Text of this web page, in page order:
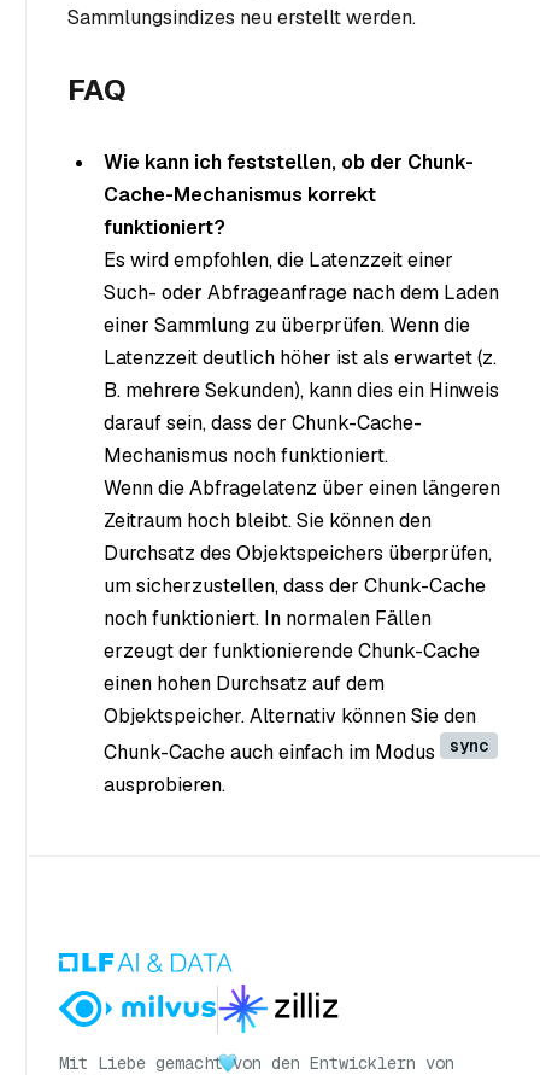
Sammlungsindizes neu erstellt werden.
FAQ
Wie kann ich feststellen, ob der Chunk-
Cache-Mechanismus korrekt
funktioniert?
Es wird empfohlen, die Latenzzeit einer
Such- oder Abfrageanfrage nach dem Laden
einer Sammlung zu überprüfen. Wenn die
Latenzzeit deutlich höher ist als erwartet (z.
B. mehrere Sekunden), kann dies ein Hinweis
darauf sein, dass der Chunk-Cache-
Mechanismus noch funktioniert.
Wenn die Abfragelatenz über einen längeren
Zeitraum hoch bleibt. Sie können den
Durchsatz des Objektspeichers überprüfen,
um sicherzustellen, dass der Chunk-Cache
noch funktioniert. In normalen Fällen
erzeugt der funktionierende Chunk-Cache
einen hohen Durchsatz auf dem
Objektspeicher. Alternativ können Sie den
Chunk-Cache auch einfach im Modus
sync
ausprobieren.
Mit Liebe gemacht von den Entwicklern von